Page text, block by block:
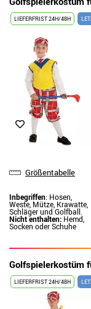
LIEFERFRIST 24H/48H
Größentabelle
Inbegriffen: Hosen,
Weste, Mütze, Krawatte,
Schläger und Golfball.
Nicht enthalten: Hemd,
Socken oder Schuhe
Golfspielerkostüm
LIEFERFRIST 24H/48H